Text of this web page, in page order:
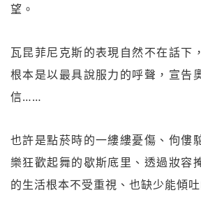
望。
瓦昆菲尼克斯的表現自然不在話下
根本是以最具說服力的呼聲，宣告
信……
也許是點菸時的一縷縷憂傷、佝僂
樂狂歡起舞的歇斯底里、透過妝容
的生活根本不受重視、也缺少能傾吐